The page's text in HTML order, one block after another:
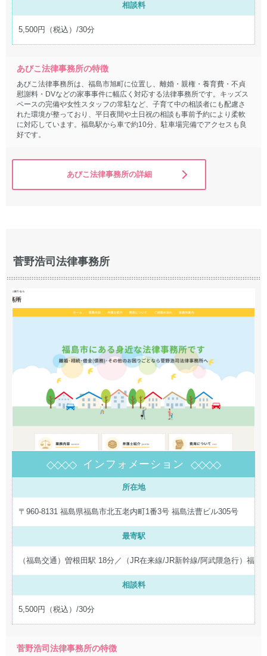
相談料
5,500円（税込）/30分
あびこ法律事務所の特徴
あびこ法律事務所は、福島市旭町に位置し、離婚・親権・養育費・不貞
慰謝料・DVなどの家事事件に幅広く対応する法律事務所です。キッズス
ペースの完備や女性スタッフの常駐など、子育て中の相談者にも配慮さ
れた環境が整っており、平日夜間や土日祝の相談も事前予約により柔軟
に対応しています。福島駅から車で約10分、駐車場完備でアクセスも良
好です。
あびこ法律事務所の詳細
菅野浩司法律事務所
インフォメーション
所在地
〒960-8131 福島県福島市北五老内町1番3号 福島法曹ビル305号
最寄駅
（福島交通）曽根田駅 18分／（JR在来線/JR新幹線/阿武隈急行）福島
相談料
5,500円（税込）/30分
菅野浩司法律事務所の特徴